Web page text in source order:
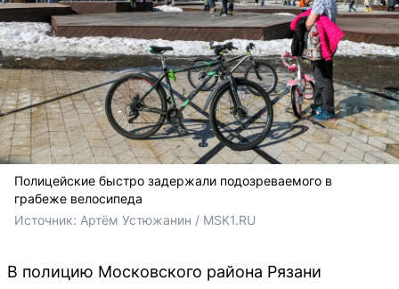
Полицейские быстро задержали подозреваемого в
грабеже велосипеда
Источник: Артём Устюжанин / MSK1.RU
В полицию Московского района Рязани